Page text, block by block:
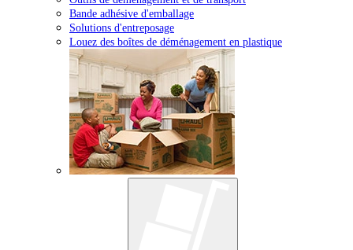
Bande adhésive d'emballage
Solutions d'entreposage
Louez des boîtes de déménagement en plastique